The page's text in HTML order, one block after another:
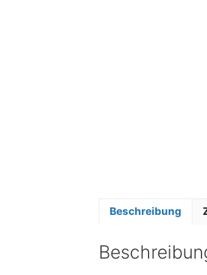
Beschreibung